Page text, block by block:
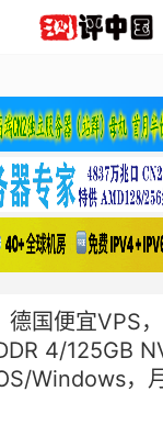
国便宜VPS
4/125GB
Windows，